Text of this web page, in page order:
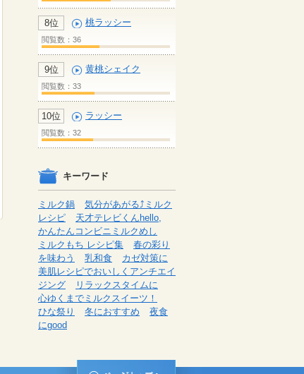
8位 桃ラッシー
閲覧数：36
9位 黄桃シェイク
閲覧数：33
10位 ラッシー
閲覧数：32
キーワード
ミルク鍋
気分があがる⤴ミルク
レシピ
天才テレビくんhello,
かんたんコンビニミルクめし
ミルクもち レシピ集
春の彩り
を味わう
乳和食
カゼ対策に
美肌レシピでおいしくアンチエイ
ジング
リラックスタイムに
心ゆくまでミルクスイーツ！
ひな祭り
冬におすすめ
夜食
にgood